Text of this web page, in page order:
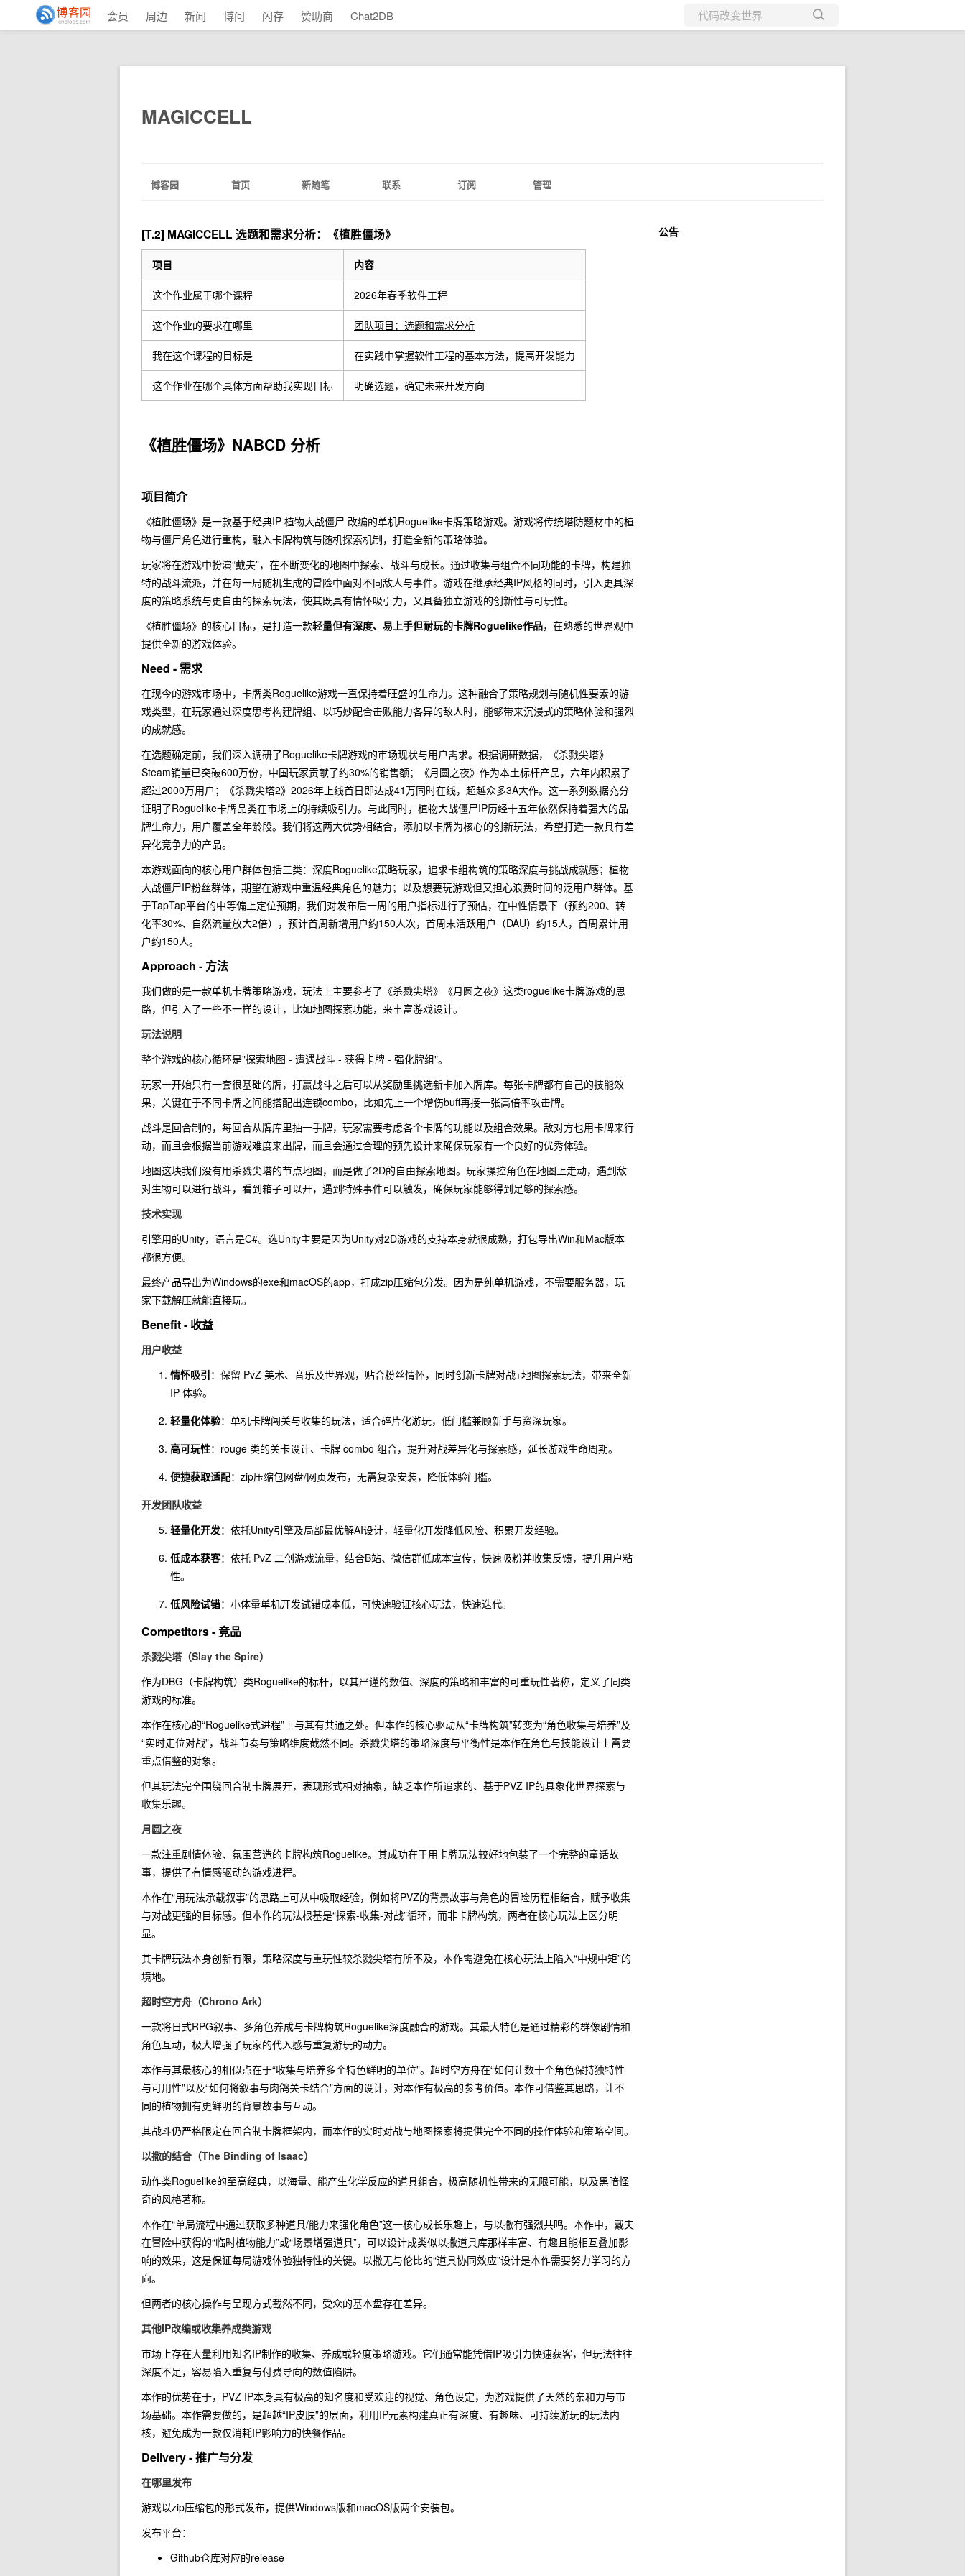
会员 周边 新闻 博问 闪存 赞助商 Chat2DB
当前博客
MAGICCELL
博客园 首页 新随笔 联系 订阅 管理
[T.2] MAGICCELL 选题和需求分析：《植胜僵场》
项目 内容
这个作业属于哪个课程 2026年春季软件工程
这个作业的要求在哪里 团队项目：选题和需求分析
我在这个课程的目标是 在实践中掌握软件工程的基本方法，提高开发能力
这个作业在哪个具体方面帮助我实现目标 明确选题，确定未来开发方向
《植胜僵场》NABCD 分析
项目简介
《植胜僵场》是一款基于经典IP 植物大战僵尸 改编的单机Roguelike卡牌策略游戏。游戏将传统塔防题材中的植
物与僵尸角色进行重构，融入卡牌构筑与随机探索机制，打造全新的策略体验。
玩家将在游戏中扮演“戴夫”，在不断变化的地图中探索、战斗与成长。通过收集与组合不同功能的卡牌，构建独
特的战斗流派，并在每一局随机生成的冒险中面对不同敌人与事件。游戏在继承经典IP风格的同时，引入更具深
度的策略系统与更自由的探索玩法，使其既具有情怀吸引力，又具备独立游戏的创新性与可玩性。
《植胜僵场》的核心目标，是打造一款轻量但有深度、易上手但耐玩的卡牌Roguelike作品，在熟悉的世界观中
提供全新的游戏体验。
Need - 需求
在现今的游戏市场中，卡牌类Roguelike游戏一直保持着旺盛的生命力。这种融合了策略规划与随机性要素的游
戏类型，在玩家通过深度思考构建牌组、以巧妙配合击败能力各异的敌人时，能够带来沉浸式的策略体验和强烈
的成就感。
在选题确定前，我们深入调研了Roguelike卡牌游戏的市场现状与用户需求。根据调研数据，《杀戮尖塔》
Steam销量已突破600万份，中国玩家贡献了约30%的销售额；《月圆之夜》作为本土标杆产品，六年内积累了
超过2000万用户；《杀戮尖塔2》2026年上线首日即达成41万同时在线，超越众多3A大作。这一系列数据充分
证明了Roguelike卡牌品类在市场上的持续吸引力。与此同时，植物大战僵尸IP历经十五年依然保持着强大的品
牌生命力，用户覆盖全年龄段。我们将这两大优势相结合，添加以卡牌为核心的创新玩法，希望打造一款具有差
异化竞争力的产品。
本游戏面向的核心用户群体包括三类：深度Roguelike策略玩家，追求卡组构筑的策略深度与挑战成就感；植物
大战僵尸IP粉丝群体，期望在游戏中重温经典角色的魅力；以及想要玩游戏但又担心浪费时间的泛用户群体。基
于TapTap平台的中等偏上定位预期，我们对发布后一周的用户指标进行了预估，在中性情景下（预约200、转
化率30%、自然流量放大2倍），预计首周新增用户约150人次，首周末活跃用户（DAU）约15人，首周累计用
户约150人。
Approach - 方法
我们做的是一款单机卡牌策略游戏，玩法上主要参考了《杀戮尖塔》《月圆之夜》这类roguelike卡牌游戏的思
路，但引入了一些不一样的设计，比如地图探索功能，来丰富游戏设计。
玩法说明
整个游戏的核心循环是"探索地图 - 遭遇战斗 - 获得卡牌 - 强化牌组"。
玩家一开始只有一套很基础的牌，打赢战斗之后可以从奖励里挑选新卡加入牌库。每张卡牌都有自己的技能效
果，关键在于不同卡牌之间能搭配出连锁combo，比如先上一个增伤buff再接一张高倍率攻击牌。
战斗是回合制的，每回合从牌库里抽一手牌，玩家需要考虑各个卡牌的功能以及组合效果。敌对方也用卡牌来行
动，而且会根据当前游戏难度来出牌，而且会通过合理的预先设计来确保玩家有一个良好的优秀体验。
地图这块我们没有用杀戮尖塔的节点地图，而是做了2D的自由探索地图。玩家操控角色在地图上走动，遇到敌
对生物可以进行战斗，看到箱子可以开，遇到特殊事件可以触发，确保玩家能够得到足够的探索感。
技术实现
引擎用的Unity，语言是C#。选Unity主要是因为Unity对2D游戏的支持本身就很成熟，打包导出Win和Mac版本
都很方便。
最终产品导出为Windows的exe和macOS的app，打成zip压缩包分发。因为是纯单机游戏，不需要服务器，玩
家下载解压就能直接玩。
Benefit - 收益
用户收益
情怀吸引：保留 PvZ 美术、音乐及世界观，贴合粉丝情怀，同时创新卡牌对战+地图探索玩法，带来全新
IP 体验。
轻量化体验：单机卡牌闯关与收集的玩法，适合碎片化游玩，低门槛兼顾新手与资深玩家。
高可玩性：rouge 类的关卡设计、卡牌 combo 组合，提升对战差异化与探索感，延长游戏生命周期。
便捷获取适配：zip压缩包网盘/网页发布，无需复杂安装，降低体验门槛。
开发团队收益
轻量化开发：依托Unity引擎及局部最优解AI设计，轻量化开发降低风险、积累开发经验。
低成本获客：依托 PvZ 二创游戏流量，结合B站、微信群低成本宣传，快速吸粉并收集反馈，提升用户粘
性。
低风险试错：小体量单机开发试错成本低，可快速验证核心玩法，快速迭代。
Competitors - 竞品
杀戮尖塔（Slay the Spire）
作为DBG（卡牌构筑）类Roguelike的标杆，以其严谨的数值、深度的策略和丰富的可重玩性著称，定义了同类
游戏的标准。
本作在核心的“Roguelike式进程”上与其有共通之处。但本作的核心驱动从“卡牌构筑”转变为“角色收集与培养”及
“实时走位对战”，战斗节奏与策略维度截然不同。杀戮尖塔的策略深度与平衡性是本作在角色与技能设计上需要
重点借鉴的对象。
但其玩法完全围绕回合制卡牌展开，表现形式相对抽象，缺乏本作所追求的、基于PVZ IP的具象化世界探索与
收集乐趣。
月圆之夜
一款注重剧情体验、氛围营造的卡牌构筑Roguelike。其成功在于用卡牌玩法较好地包装了一个完整的童话故
事，提供了有情感驱动的游戏进程。
本作在“用玩法承载叙事”的思路上可从中吸取经验，例如将PVZ的背景故事与角色的冒险历程相结合，赋予收集
与对战更强的目标感。但本作的玩法根基是“探索-收集-对战”循环，而非卡牌构筑，两者在核心玩法上区分明
显。
其卡牌玩法本身创新有限，策略深度与重玩性较杀戮尖塔有所不及，本作需避免在核心玩法上陷入“中规中矩”的
境地。
超时空方舟（Chrono Ark）
一款将日式RPG叙事、多角色养成与卡牌构筑Roguelike深度融合的游戏。其最大特色是通过精彩的群像剧情和
角色互动，极大增强了玩家的代入感与重复游玩的动力。
本作与其最核心的相似点在于“收集与培养多个特色鲜明的单位”。超时空方舟在“如何让数十个角色保持独特性
与可用性”以及“如何将叙事与肉鸽关卡结合”方面的设计，对本作有极高的参考价值。本作可借鉴其思路，让不
同的植物拥有更鲜明的背景故事与互动。
其战斗仍严格限定在回合制卡牌框架内，而本作的实时对战与地图探索将提供完全不同的操作体验和策略空间。
以撒的结合（The Binding of Isaac）
动作类Roguelike的至高经典，以海量、能产生化学反应的道具组合，极高随机性带来的无限可能，以及黑暗怪
奇的风格著称。
本作在“单局流程中通过获取多种道具/能力来强化角色”这一核心成长乐趣上，与以撒有强烈共鸣。本作中，戴夫
在冒险中获得的“临时植物能力”或“场景增强道具”，可以设计成类似以撒道具库那样丰富、有趣且能相互叠加影
响的效果，这是保证每局游戏体验独特性的关键。以撒无与伦比的“道具协同效应”设计是本作需要努力学习的方
向。
但两者的核心操作与呈现方式截然不同，受众的基本盘存在差异。
其他IP改编或收集养成类游戏
市场上存在大量利用知名IP制作的收集、养成或轻度策略游戏。它们通常能凭借IP吸引力快速获客，但玩法往往
深度不足，容易陷入重复与付费导向的数值陷阱。
本作的优势在于，PVZ IP本身具有极高的知名度和受欢迎的视觉、角色设定，为游戏提供了天然的亲和力与市
场基础。本作需要做的，是超越“IP皮肤”的层面，利用IP元素构建真正有深度、有趣味、可持续游玩的玩法内
核，避免成为一款仅消耗IP影响力的快餐作品。
Delivery - 推广与分发
在哪里发布
游戏以zip压缩包的形式发布，提供Windows版和macOS版两个安装包。
发布平台：
Github仓库对应的release
公告